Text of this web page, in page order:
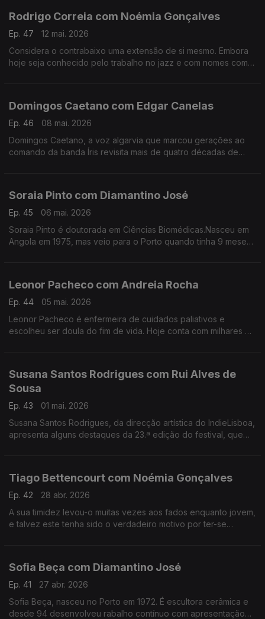
Rodrigo Correia com Noémia Gonçalves
Ep. 47
12 mai. 2026
Considera o contrabaixo uma extensão de si mesmo. Embora
hoje seja conhecido pelo trabalho no jazz e com nomes como
Domingos Caetano com Edgar Canelas
Ep. 46
08 mai. 2026
Domingos Caetano, a voz algarvia que marcou gerações ao
comando da banda Íris revisita mais de quatro décadas de
Soraia Pinto com Diamantino José
Ep. 45
06 mai. 2026
Soraia Pinto é doutorada em Ciências Biomédicas.Nasceu em
Angola em 1975, mas veio para o Porto quando tinha 9 meses.
Leonor Pacheco com Andreia Rocha
Ep. 44
05 mai. 2026
Leonor Pacheco é enfermeira de cuidados paliativos e
escolheu ser doula do fim de vida. Hoje conta com milhares de
Susana Santos Rodrigues com Rui Alves de
Sousa
Ep. 43
01 mai. 2026
Susana Santos Rodrigues, da direcção artística do IndieLisboa,
apresenta alguns destaques da 23.ª edição do festival, que
Tiago Bettencourt com Noémia Gonçalves
Ep. 42
28 abr. 2026
A sua timidez levou-o muitas vezes aos fados enquanto jovem,
e talvez este tenha sido o verdadeiro motivo por ter-se
Sofia Beça com Diamantino José
Ep. 41
27 abr. 2026
Sofia Beça, nasceu no Porto em 1972. É escultora cerâmica e
desde 94 desenvolveu rabalho contínuo com apresentação